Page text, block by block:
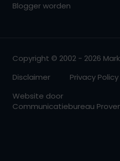
Blogger worden
Copyright © 2002 - 2026
Disclaimer
Privacy Policy
Website door
Communicatiebureau